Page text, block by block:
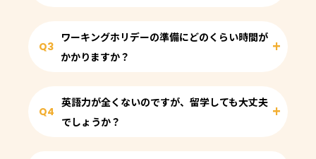
Q3
ワーキングホリデーの準備にどのくらい時間が
かかりますか？
Q4
英語力が全くないのですが、留学しても大丈夫
でしょうか？